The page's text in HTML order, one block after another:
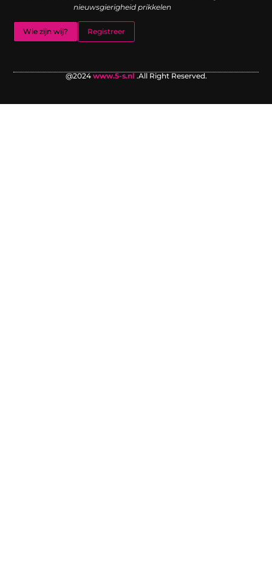
nieuwsgierigheid prikkelen
Wie zijn wij? Registreer
@2024www.5-s.nl .All Right Reserved.